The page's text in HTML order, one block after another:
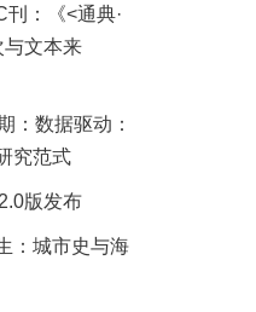
：《<通典·
与文本来
：数据驱动：
究范式
版发布
：城市史与海